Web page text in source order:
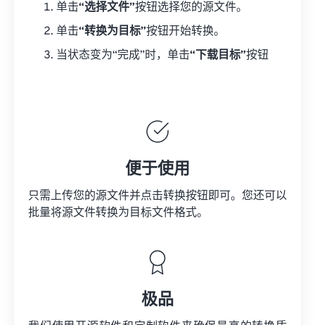
单击“选择文件”按钮选择您的源文件。
单击“转换为目标”按钮开始转换。
当状态变为“完成”时，单击“下载目标”按钮
便于使用
只需上传您的源文件并点击转换按钮即可。您还可以
批量将源文件转换为目标文件格式。
极品